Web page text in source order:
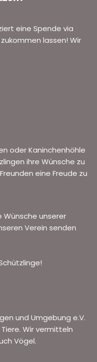
eine Spende via
lassen! Wir
oder Kaninchenhöhle
ihre Wünsche zu
eine Freude zu
Wünsche unserer
Verein senden
und Umgebung e.V.
Wir vermitteln
Vögel.